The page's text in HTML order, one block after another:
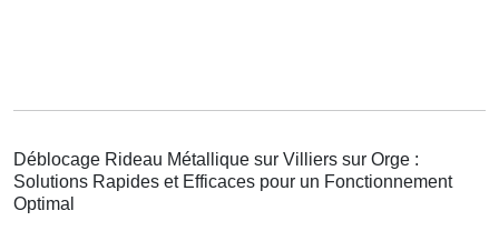
Déblocage Rideau Métallique sur Villiers sur Orge :
Solutions Rapides et Efficaces pour un Fonctionnement
Optimal